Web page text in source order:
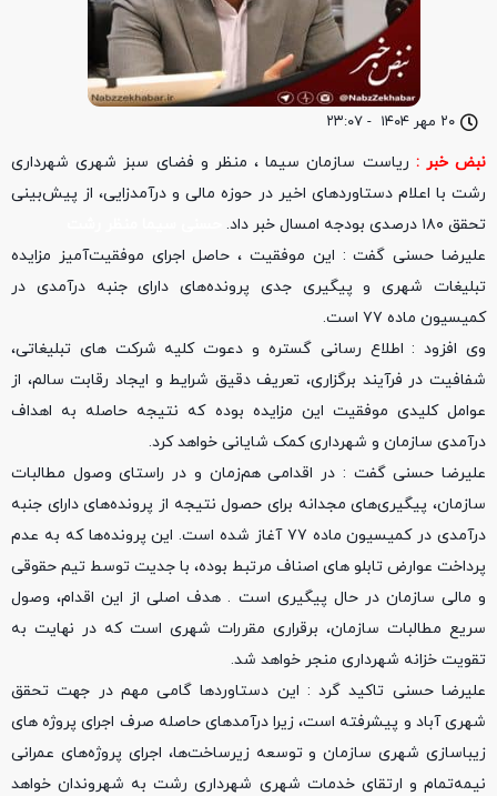
۲۰ مهر ۱۴۰۴ - ۲۳:۰۷
نبض خبر : ریاست سازمان سیما ، منظر و فضای سبز شهری شهرداری
رشت با اعلام دستاوردهای اخیر در حوزه مالی و درآمدزایی، از پیش‌بینی
تحقق ۱۸۰ درصدی بودجه امسال خبر داد.
علیرضا حسنی گفت : این موفقیت ، حاصل اجرای موفقیت‌آمیز مزایده
تبلیغات شهری و پیگیری جدی پرونده‌های دارای جنبه درآمدی در
کمیسیون ماده ۷۷ است.
وی افزود : اطلاع رسانی گستره و دعوت کلیه شرکت های تبلیغاتی،
شفافیت در فرآیند برگزاری، تعریف دقیق شرایط و ایجاد رقابت سالم، از
عوامل کلیدی موفقیت این مزایده بوده که نتیجه حاصله به اهداف
درآمدی سازمان و شهرداری کمک شایانی خواهد کرد.
علیرضا حسنی گفت : در اقدامی هم‌زمان و در راستای وصول مطالبات
سازمان، پیگیری‌های مجدانه برای حصول نتیجه از پرونده‌های دارای جنبه
درآمدی در کمیسیون ماده ۷۷ آغاز شده است. این پرونده‌ها که به عدم
پرداخت عوارض تابلو های اصناف مرتبط بوده، با جدیت توسط تیم حقوقی
و مالی سازمان در حال پیگیری است . هدف اصلی از این اقدام، وصول
سریع مطالبات سازمان، برقراری مقررات شهری است که در نهایت به
تقویت خزانه شهرداری منجر خواهد شد.
علیرضا حسنی تاکید گرد : این دستاوردها گامی مهم در جهت تحقق
شهری آباد و پیشرفته است، زیرا درآمدهای حاصله صرف اجرای پروژه های
زیباسازی شهری سازمان و توسعه زیرساخت‌ها، اجرای پروژه‌های عمرانی
نیمه‌تمام و ارتقای خدمات شهری شهرداری رشت به شهروندان خواهد